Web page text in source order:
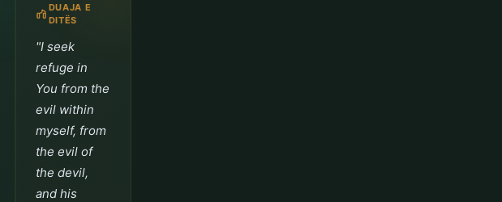
DUAJA E
DITËS
"I seek
refuge in
You from the
evil within
myself, from
the evil of
the devil,
and his